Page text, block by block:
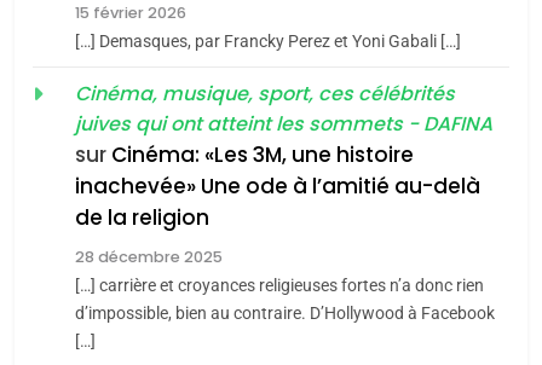
Tout sur la Nostalgie
SOUVENIRS
l’alliance pourrait
s’étendre à 13 pays
d’Amérique latine
ISRAÉL JUDAISME
15 février 2026
[…] Demasques, par Francky Perez et Yoni Gabali […]
Cinéma, musique, sport, ces célébrités
juives qui ont atteint les sommets - DAFINA
sur Cinéma: «Les 3M, une histoire
inachevée» Une ode à l’amitié au-delà
de la religion
28 décembre 2025
[…] carrière et croyances religieuses fortes n’a donc rien
d’impossible, bien au contraire. D’Hollywood à Facebook
[…]
POURQUOI JE REVENDIQUE
Zrihen-Dvir
CE QUI NOUS MANQUE –
Jacques Hadida
JUDAISME
Maroc : Les amandes de